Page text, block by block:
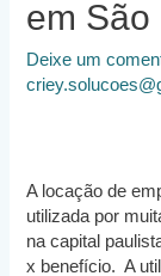
em São
Deixe um
A locação de
utilizada por
na capital
x benefício. A